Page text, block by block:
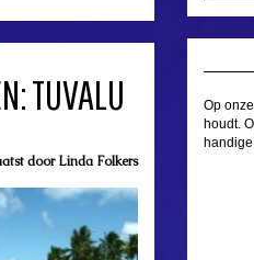
TUVALU
doorLinda Folkers
Op
houdt.